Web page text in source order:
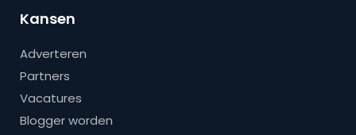
Kansen
Adverteren
Partners
Vacatures
Blogger worden